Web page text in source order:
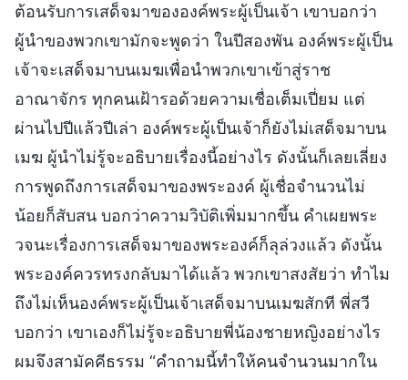
ต้อนรับการเสด็จมาขององค์พระผู้เป็นเจ้า เขาบอกว่า
ผู้นำของพวกเขามักจะพูดว่า ในปีสองพัน องค์พระผู้เป็น
เจ้าจะเสด็จมาบนเมฆเพื่อนำพวกเขาเข้าสู่ราช
อาณาจักร ทุกคนเฝ้ารอด้วยความเชื่อเต็มเปี่ยม แต่
ผ่านไปปีแล้วปีเล่า องค์พระผู้เป็นเจ้าก็ยังไม่เสด็จมาบน
เมฆ ผู้นำไม่รู้จะอธิบายเรื่องนี้อย่างไร ดังนั้นก็เลยเลี่ยง
การพูดถึงการเสด็จมาของพระองค์ ผู้เชื่อจำนวนไม่
น้อยก็สับสน บอกว่าความวิบัติเพิ่มมากขึ้น คำเผยพระ
วจนะเรื่องการเสด็จมาของพระองค์ก็ลุล่วงแล้ว ดังนั้น
พระองค์ควรทรงกลับมาได้แล้ว พวกเขาสงสัยว่า ทำไม
ถึงไม่เห็นองค์พระผู้เป็นเจ้าเสด็จมาบนเมฆสักที พี่สวี
บอกว่า เขาเองก็ไม่รู้จะอธิบายพี่น้องชายหญิงอย่างไร
ผมจึงสามัคคีธรรม “คำถามนี้ทำให้คนจำนวนมากใน